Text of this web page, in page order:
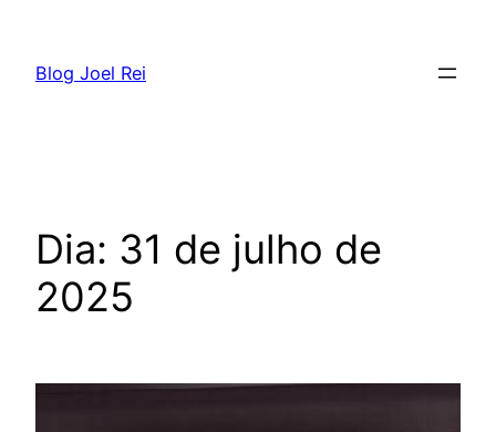
Blog Joel Rei
Dia: 31 de julho de
2025